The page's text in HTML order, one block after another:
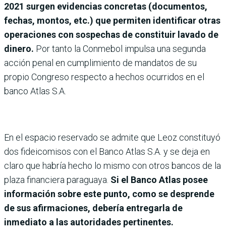
2021 surgen evidencias concretas (documentos,
fechas, montos, etc.) que permiten identificar otras
operaciones con sospechas de constituir lavado de
dinero. Por tanto la Conmebol impulsa una segunda
acción penal en cumplimiento de mandatos de su
propio Congreso respecto a hechos ocurridos en el
banco Atlas S.A.
En el espacio reservado se admite que Leoz constituyó
dos fideicomisos con el Banco Atlas S.A. y se deja en
claro que habría hecho lo mismo con otros bancos de la
plaza financiera paraguaya. Si el Banco Atlas posee
información sobre este punto, como se desprende
de sus afirmaciones, debería entregarla de
inmediato a las autoridades pertinentes.